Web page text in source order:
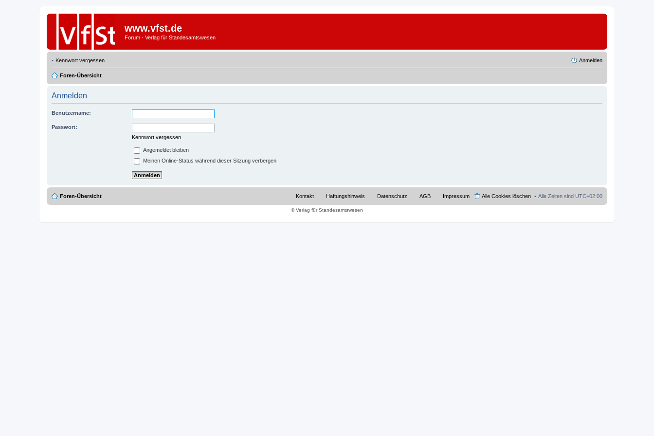
www.vfst.de
Forum - Verlag für Standesamtswesen
Kennwort vergessen Anmelden
Foren-Übersicht
Anmelden
Benutzername:
Passwort:
Kennwort vergessen
Angemeldet bleiben
Meinen Online-Status während dieser Sitzung verbergen
Foren-Übersicht Alle Zeiten sind UTC+02:00
Alle Cookies löschen
Impressum
AGB
Datenschutz
Haftungshinweis
Kontakt
© Verlag für Standesamtswesen